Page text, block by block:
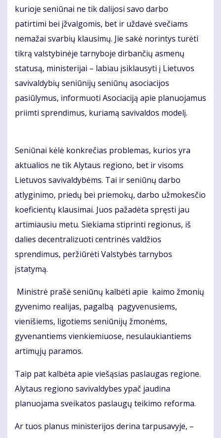
kurioje seniūnai ne tik dalijosi savo darbo
patirtimi bei įžvalgomis, bet ir uždavė svečiams
nemažai svarbių klausimų. Jie sakė norintys turėti
tikrą valstybinėje tarnyboje dirbančių asmenų
statusą, ministerijai – labiau įsiklausyti į Lietuvos
savivaldybių seniūnijų seniūnų asociacijos
pasiūlymus, informuoti Asociaciją apie planuojamus
priimti sprendimus, kuriamą savivaldos modelį.
Seniūnai kėlė konkrečias problemas, kurios yra
aktualios ne tik Alytaus regiono, bet ir visoms
Lietuvos savivaldybėms. Tai ir seniūnų darbo
atlyginimo, priedų bei priemokų, darbo užmokesčio
koeficientų klausimai. Juos pažadėta spręsti jau
artimiausiu metu. Siekiama stiprinti regionus, iš
dalies decentralizuoti centrinės valdžios
sprendimus, peržiūrėti Valstybės tarnybos
įstatymą.
Ministrė prašė seniūnų kalbėti apie kaimo žmonių
gyvenimo realijas, pagalbą pagyvenusiems,
vienišiems, ligotiems seniūnijų žmonėms,
gyvenantiems vienkiemiuose, nesulaukiantiems
artimųjų paramos.
Taip pat kalbėta apie viešąsias paslaugas regione.
Alytaus regiono savivaldybes ypač jaudina
planuojama sveikatos paslaugų teikimo reforma.
Ar tuos planus ministerijos derina tarpusavyje, –